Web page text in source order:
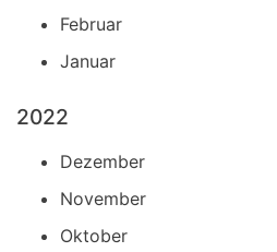
Februar
Januar
2022
Dezember
November
Oktober